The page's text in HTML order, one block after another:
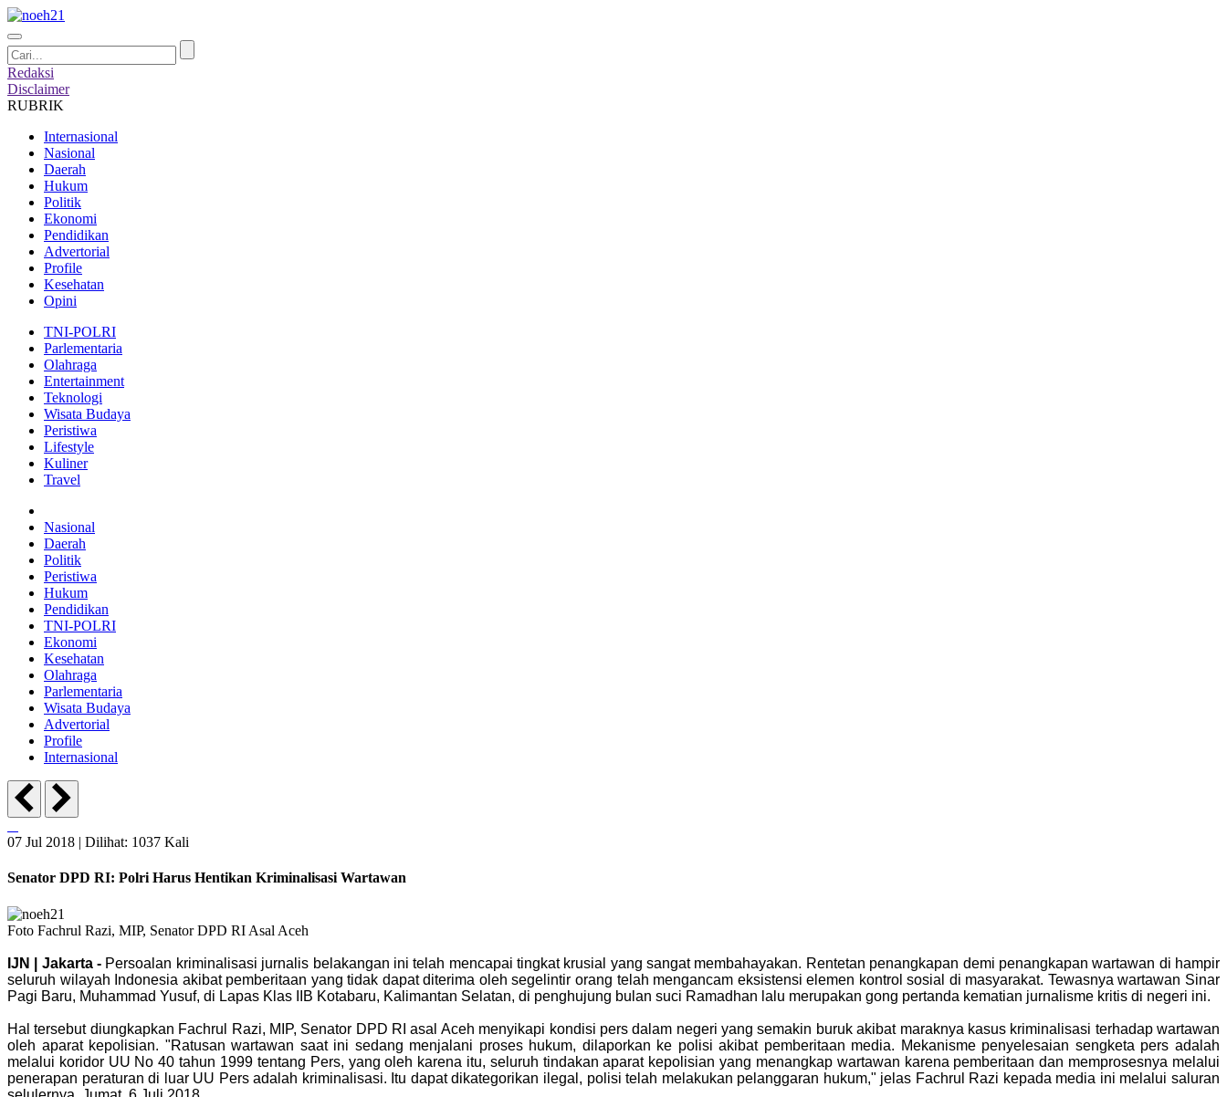
Redaksi
Disclaimer
RUBRIK
Internasional
Nasional
Daerah
Hukum
Politik
Ekonomi
Pendidikan
Advertorial
Profile
Kesehatan
Opini
TNI-POLRI
Parlementaria
Olahraga
Entertainment
Teknologi
Wisata Budaya
Peristiwa
Lifestyle
Kuliner
Travel
Nasional
Daerah
Politik
Peristiwa
Hukum
Pendidikan
TNI-POLRI
Ekonomi
Kesehatan
Olahraga
Parlementaria
Wisata Budaya
Advertorial
Profile
Internasional
07 Jul 2018 | Dilihat: 1037 Kali
Senator DPD RI: Polri Harus Hentikan Kriminalisasi Wartawan
Foto Fachrul Razi, MIP, Senator DPD RI Asal Aceh
IJN | Jakarta - Persoalan kriminalisasi jurnalis belakangan ini telah mencapai tingkat krusial yang sangat membahayakan. Rentetan penangkapan demi penangkapan wartawan di hampir
seluruh wilayah Indonesia akibat pemberitaan yang tidak dapat diterima oleh segelintir orang telah mengancam eksistensi elemen kontrol sosial di masyarakat. Tewasnya wartawan Sinar
Pagi Baru, Muhammad Yusuf, di Lapas Klas IIB Kotabaru, Kalimantan Selatan, di penghujung bulan suci Ramadhan lalu merupakan gong pertanda kematian jurnalisme kritis di negeri ini.
Hal tersebut diungkapkan Fachrul Razi, MIP, Senator DPD RI asal Aceh menyikapi kondisi pers dalam negeri yang semakin buruk akibat maraknya kasus kriminalisasi terhadap wartawan
oleh aparat kepolisian. "Ratusan wartawan saat ini sedang menjalani proses hukum, dilaporkan ke polisi akibat pemberitaan media. Mekanisme penyelesaian sengketa pers adalah
melalui koridor UU No 40 tahun 1999 tentang Pers, yang oleh karena itu, seluruh tindakan aparat kepolisian yang menangkap wartawan karena pemberitaan dan memprosesnya melalui
penerapan peraturan di luar UU Pers adalah kriminalisasi. Itu dapat dikategorikan ilegal, polisi telah melakukan pelanggaran hukum," jelas Fachrul Razi kepada media ini melalui saluran